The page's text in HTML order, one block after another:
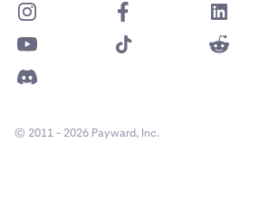
© 2011 - 2026 Payward, Inc.